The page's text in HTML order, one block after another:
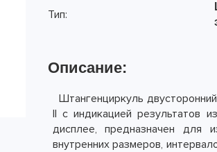
Тип:
Описание:
Штангенциркуль
II с индикацией результатов
дисплее, предназначен для
внутренних размеров,